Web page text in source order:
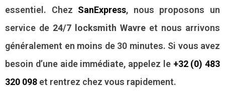
essentiel. Chez SanExpress, nous proposons un
service de 24/7 locksmith Wavre et nous arrivons
généralement en moins de 30 minutes. Si vous avez
besoin d’une aide immédiate, appelez le +32 (0) 483
320 098 et rentrez chez vous rapidement.